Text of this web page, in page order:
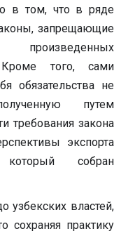
в том, что в ряде
запрещающие
Кроме того, сами
обязательства не
путем
требования закона
экспорта
собран
узбекских властей,
сохраняя практику